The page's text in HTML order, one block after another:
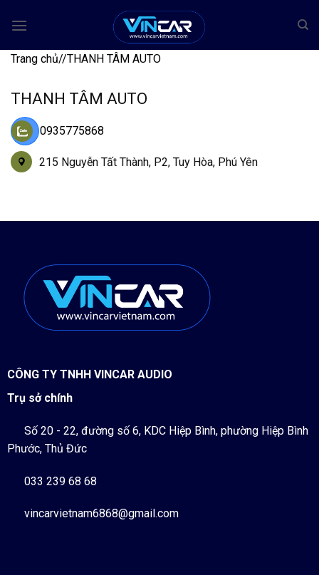
qua
dungTrang chủ//THANH TÂM AUTO
THANH TÂM AUTO
0935775868
215 Nguyễn Tất Thành, P2, Tuy Hòa, Phú Yên
CÔNG TY TNHH VINCAR AUDIO
Trụ sở chính
Số 20 - 22, đường số 6, KDC Hiệp Bình, phường Hiệp Bình
Phước, Thủ Đức
033 239 68 68
vincarvietnam6868@gmail.com